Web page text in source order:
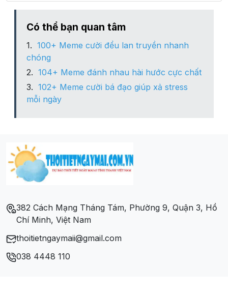
Phường Tam Quan Nam
Xã Hoài Châu
Xã Hoài Châu Bắc
Xã Hoài Mỹ
Xã Hoài Sơn
Có thể bạn quan tâm
100+ Meme cười đểu lan truyền nhanh
chóng
104+ Meme đánh nhau hài hước cực chất
102+ Meme cười bá đạo giúp xả stress
mỗi ngày
382 Cách Mạng Tháng Tám, Phường 9, Quận 3, Hồ
Chí Minh, Việt Nam
thoitietngaymaii@gmail.com
038 4448 110